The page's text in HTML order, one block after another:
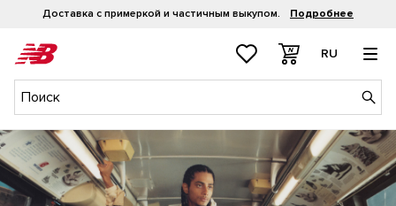
Рассрочка 0-0-4 Подробнее
RU